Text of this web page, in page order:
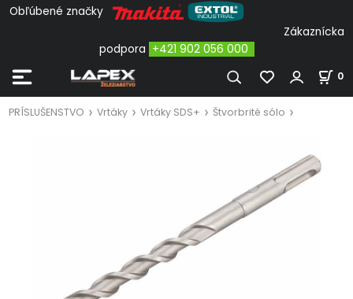
Obľúbené značky
Zákaznícka
podpora +421 902 056 000
0
PRÍSLUŠENSTVO Vrtáky Vrtáky SDS+ Štvorbrité sólo